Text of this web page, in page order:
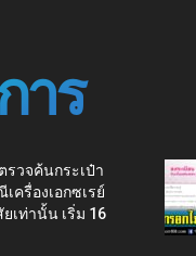
าร
รวจค้นกระเป๋า
ครื่องเอกซเรย์
เท่านั้น เริ่ม 16